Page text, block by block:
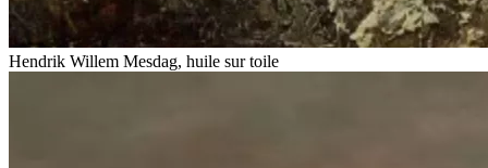
Hendrik Willem Mesdag, huile sur toile